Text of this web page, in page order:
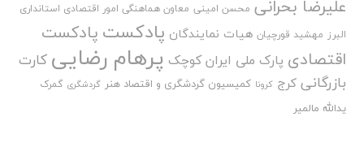
علیرضا بحرانی محسن امینی معاون هماهنگی امور اقتصادی استانداری
البرز مهشید قورچیان هیات نمایندگان پادکست پادکست
اقتصادی پارک ملی ایران کوچک پرهام رضایی کارت
بازرگانی کرج کرونا کمیسیون گردشگری و اقتصاد هنر گردشگری گمرک
یدالله مالمیر